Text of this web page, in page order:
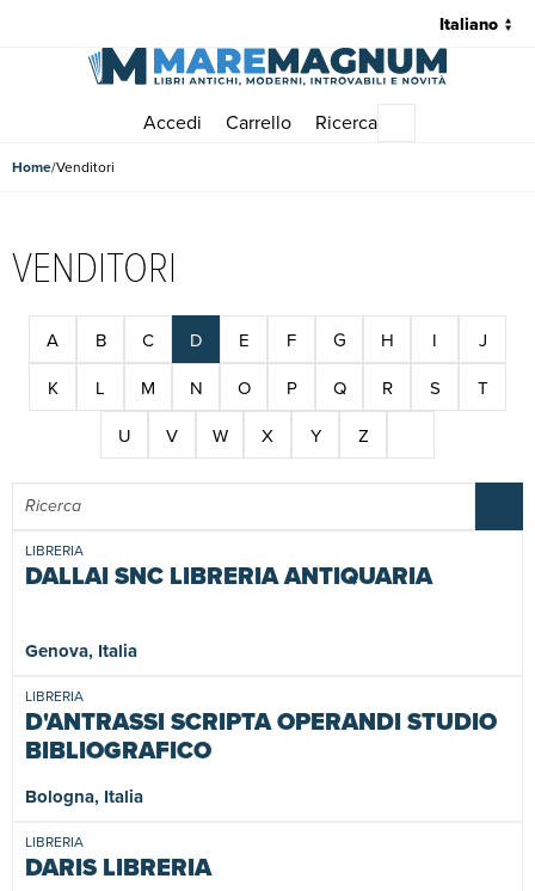
Accedi Carrello Ricerca
Home Venditori
VENDITORI
A
B C D E F G H I
J
K
L M N O P Q R S
T
U
V W X Y Z
DALLAI SNC LIBRERIA ANTIQUARIA
LIBRERIA
Genova, Italia
D'ANTRASSI SCRIPTA OPERANDI STUDIO
BIBLIOGRAFICO
LIBRERIA
Bologna, Italia
DARIS LIBRERIA
LIBRERIA